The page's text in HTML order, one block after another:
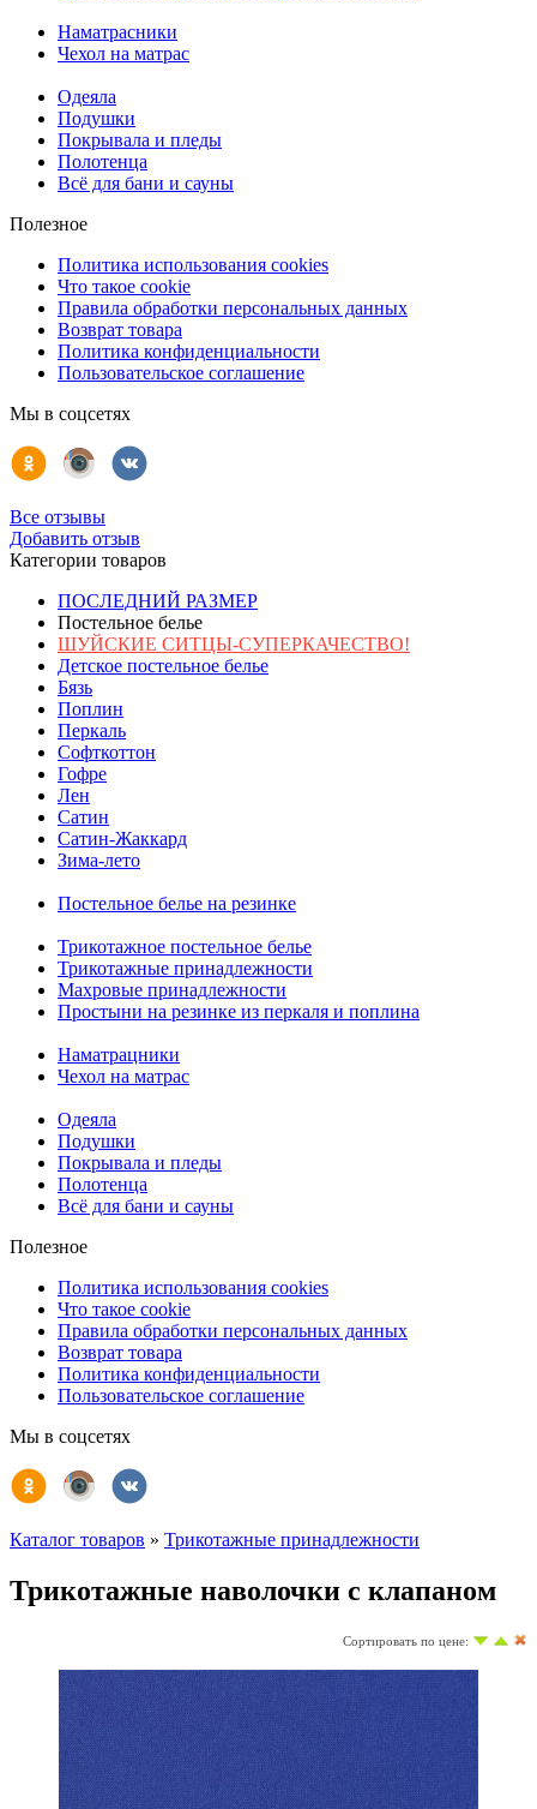
Наматрасники
Чехол на матрас
Одеяла
Подушки
Покрывала и пледы
Полотенца
Всё для бани и сауны
Полезное
Политика использования cookies
Что такое cookie
Правила обработки персональных данных
Возврат товара
Политика конфиденциальности
Пользовательское соглашение
Мы в соцсетях
Все отзывы
Добавить отзыв
Категории товаров
ПОСЛЕДНИЙ РАЗМЕР
Постельное белье
ШУЙСКИЕ СИТЦЫ-СУПЕРКАЧЕСТВО!
Детское постельное белье
Бязь
Поплин
Перкаль
Софткоттон
Гофре
Лен
Сатин
Сатин-Жаккард
Зима-лето
Постельное белье на резинке
Трикотажное постельное белье
Трикотажные принадлежности
Махровые принадлежности
Простыни на резинке из перкаля и поплина
Наматрацники
Чехол на матрас
Одеяла
Подушки
Покрывала и пледы
Полотенца
Всё для бани и сауны
Полезное
Политика использования cookies
Что такое cookie
Правила обработки персональных данных
Возврат товара
Политика конфиденциальности
Пользовательское соглашение
Мы в соцсетях
Каталог товаров » Трикотажные принадлежности
Трикотажные наволочки с клапаном
Сортировать по цене: